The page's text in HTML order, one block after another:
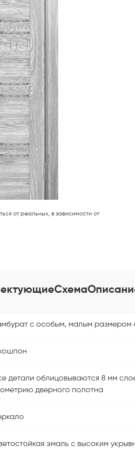
от реальных, в зависимости от
Схема
с особым, малым размером
детали облицовываются 8 мм
дверного полотна
эмаль с высоким